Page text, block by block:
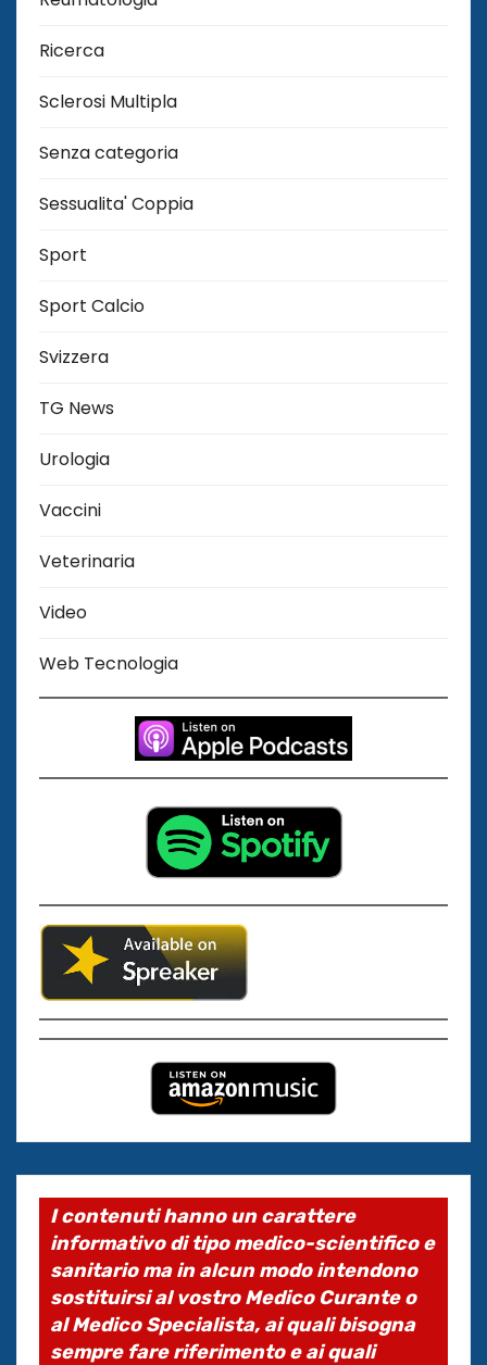
Ricerca
Sclerosi Multipla
Senza categoria
Sessualita' Coppia
Sport
Sport Calcio
Svizzera
TG News
Urologia
Vaccini
Veterinaria
Video
Web Tecnologia
I contenuti hanno un carattere
informativo di tipo medico-scientifico e
sanitario ma in alcun modo intendono
sostituirsi al vostro Medico Curante o
al Medico Specialista, ai quali bisogna
sempre fare riferimento e ai quali